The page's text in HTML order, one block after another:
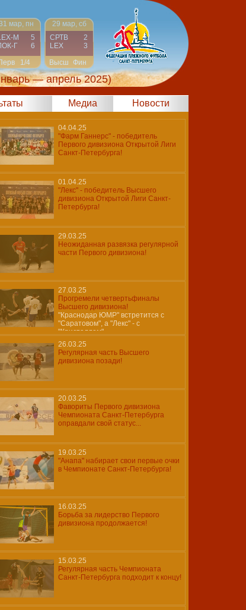
мар, пн
М
5
Г
6
1/4
29 мар, сб
СРТВ
2
LEX
3
Высш Фин
— апрель 2025)
Медиа Новости
04.04.25
"Фарм Ганнерс" - победитель
Первого дивизиона Открытой Лиги
Санкт-Петербурга!
01.04.25
"Лекс" - победитель Высшего
дивизиона Открытой Лиги Санкт-
Петербурга!
29.03.25
Неожиданная развязка регулярной
части Первого дивизиона!
27.03.25
Прогремели четвертьфиналы
Высшего дивизиона!
"Краснодар ЮМР" встретится с
"Саратовом", а "Лекс" - с
"Кристаллом"...
26.03.25
Регулярная часть Высшего
дивизиона позади!
20.03.25
Фавориты Первого дивизиона
Чемпионата Санкт-Петербурга
оправдали свой статус...
19.03.25
"Анапа" набирает свои первые очки
в Чемпионате Санкт-Петербурга!
16.03.25
Борьба за лидерство Первого
дивизиона продолжается!
15.03.25
Регулярная часть Чемпионата
Санкт-Петербурга подходит к концу!